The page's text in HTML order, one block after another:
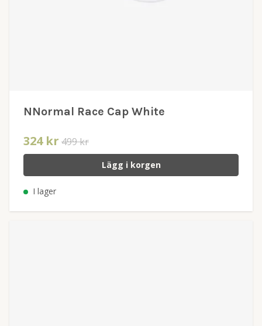
NNormal Race Cap White
324 kr 499 kr
Lägg i korgen
I lager